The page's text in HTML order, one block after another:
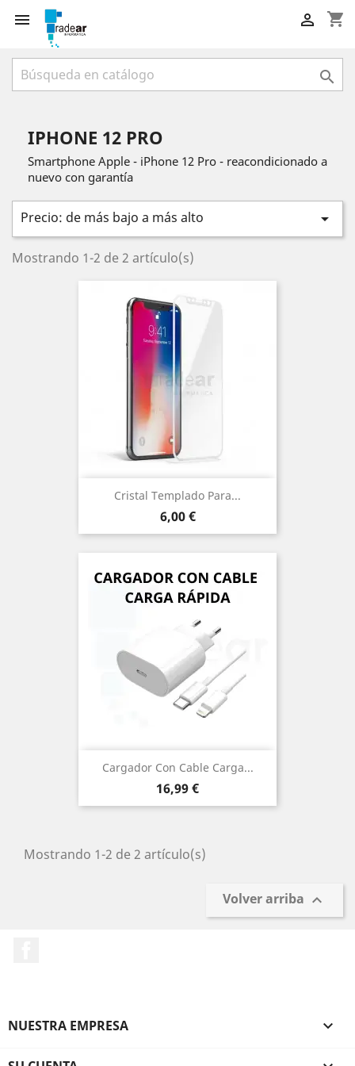
 shopping_cart


IPHONE 12 PRO
Smartphone Apple - iPhone 12 Pro - reacondicionado a
nuevo con garantía
Precio: de más bajo a más alto 
Mostrando 1-2 de 2 artículo(s)
Cristal Templado Para...
Precio
6,00 €
Cargador Con Cable Carga...
Precio
16,99 €
Mostrando 1-2 de 2 artículo(s)
Volver arriba 
NUESTRA EMPRESA 